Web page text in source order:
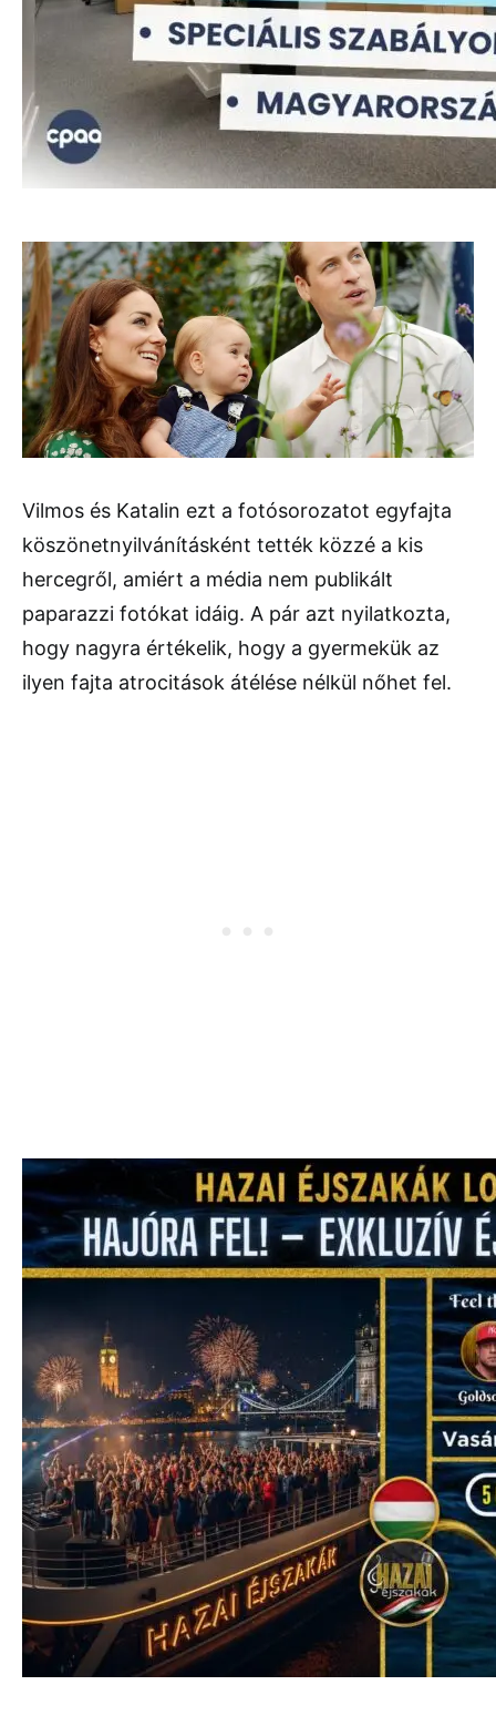
Vilmos és Katalin ezt a fotósorozatot egyfajta
köszönetnyilvánításként tették közzé a kis
hercegről, amiért a média nem publikált
paparazzi fotókat idáig. A pár azt nyilatkozta,
hogy nagyra értékelik, hogy a gyermekük az
ilyen fajta atrocitások átélése nélkül nőhet fel.